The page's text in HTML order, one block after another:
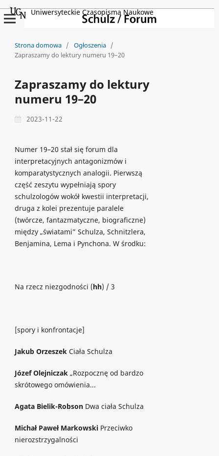
Uniwersyteckie Czasopisma Naukowe
Strona domowa / Ogłoszenia /
Zapraszamy do lektury numeru 19–20
Zapraszamy do lektury
numeru 19–20
2023-11-22
Numer 19–20 stał się forum dla
interpretacyjnych antagonizmów i
komparatystycznych analogii. Pierwszą
część zeszytu wypełniają spory
schulzologów wokół kwestii interpretacji,
druga z kolei prezentuje paralele
(twórcze, fantazmatyczne, biograficzne)
między „światami” Schulza, Schnitzlera,
Benjamina, Lema i Pynchona. W środku:
Na rzecz niezgodności (hh) / 3
[spory i konfrontacje]
Jakub OrzeszekCiała Schulza
Józef Olejniczak„Rozpocznę od bardzo
skrótowego omówienia...
Agata Bielik-RobsonDwa ciała Schulza
Michał Paweł MarkowskiPrzeciwko
nierozstrzygalności